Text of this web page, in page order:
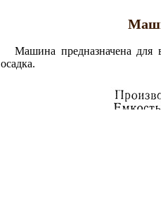
Машина предназначена для
осадка.